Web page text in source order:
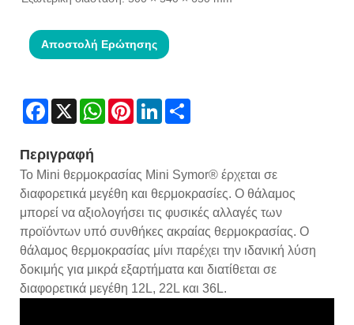
Αποστολή Ερώτησης
Facebook
X WhatsAppPinterestLinkedIn
Περιγραφή
Το Mini θερμοκρασίας Mini Symor® έρχεται σε
διαφορετικά μεγέθη και θερμοκρασίες. Ο θάλαμος
μπορεί να αξιολογήσει τις φυσικές αλλαγές των
προϊόντων υπό συνθήκες ακραίας θερμοκρασίας. Ο
θάλαμος θερμοκρασίας μίνι παρέχει την ιδανική λύση
δοκιμής για μικρά εξαρτήματα και διατίθεται σε
διαφορετικά μεγέθη 12L, 22L και 36L.